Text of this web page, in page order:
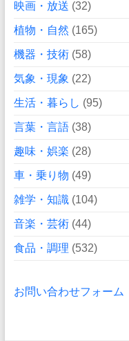
映画・放送 (32)
植物・自然 (165)
機器・技術(58)
気象・現象 (22)
生活・暮らし (95)
言葉・言語(38)
趣味・娯楽 (28)
車・乗り物 (49)
雑学・知識(104)
音楽・芸術(44)
食品・調理 (532)
お問い合わせフォーム